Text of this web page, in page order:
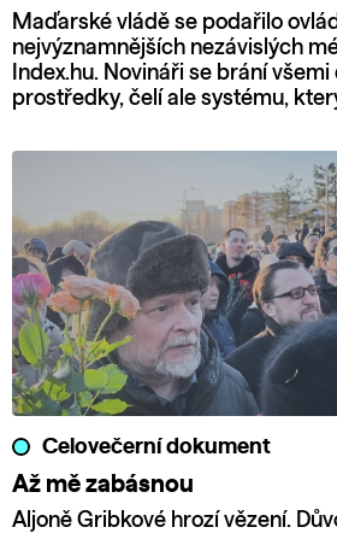
Maďarské vládě se podařilo
nejvýznamnějších nezávislých
Index.hu. Novináři se brání
prostředky, čelí ale systému,
Celovečerní dokument
Až mě zabásnou
Aljoně Gribkové hrozí vězení.